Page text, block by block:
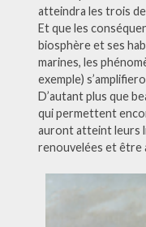
atteindra les trois
Et que les
biosphère et ses
marines, les
exemple)
D’autant plus que
qui permettent
auront atteint leurs
renouvelées et être